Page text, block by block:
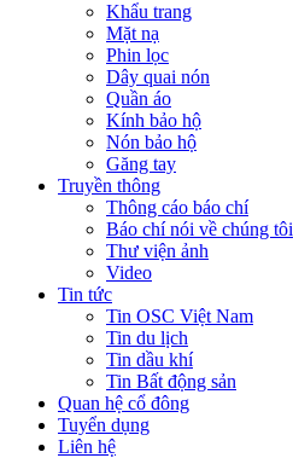
Khẩu trang
Mặt nạ
Phin lọc
Dây quai nón
Quần áo
Kính bảo hộ
Nón bảo hộ
Găng tay
Truyền thông
Thông cáo báo chí
Báo chí nói về chúng tôi
Thư viện ảnh
Video
Tin tức
Tin OSC Việt Nam
Tin du lịch
Tin dầu khí
Tin Bất động sản
Quan hệ cổ đông
Tuyển dụng
Liên hệ